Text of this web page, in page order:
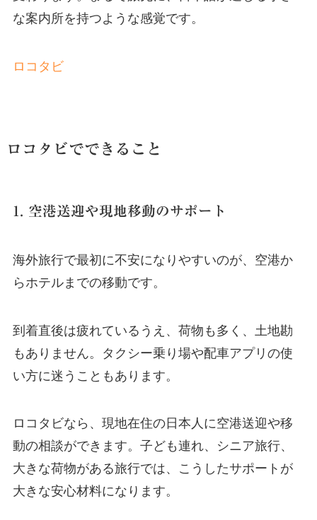
な案内所を持つような感覚です。
ロコタビ
ロコタビでできること
1. 空港送迎や現地移動のサポート
海外旅行で最初に不安になりやすいのが、空港か
らホテルまでの移動です。
到着直後は疲れているうえ、荷物も多く、土地勘
もありません。タクシー乗り場や配車アプリの使
い方に迷うこともあります。
ロコタビなら、現地在住の日本人に空港送迎や移
動の相談ができます。子ども連れ、シニア旅行、
大きな荷物がある旅行では、こうしたサポートが
大きな安心材料になります。